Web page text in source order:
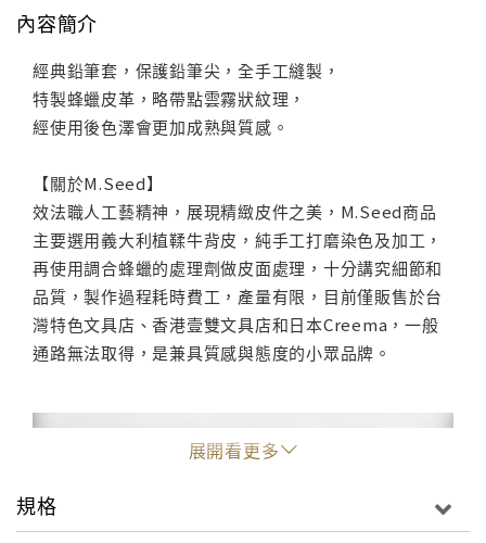
內容簡介
經典鉛筆套，保護鉛筆尖，全手工縫製，
特製蜂蠟皮革，略帶點雲霧狀紋理，
經使用後色澤會更加成熟與質感。
【關於M.Seed】
效法職人工藝精神，展現精緻皮件之美，M.Seed商品
主要選用義大利植鞣牛背皮，純手工打磨染色及加工，
再使用調合蜂蠟的處理劑做皮面處理，十分講究細節和
品質，製作過程耗時費工，產量有限，目前僅販售於台
灣特色文具店、香港壹雙文具店和日本Creema，一般
通路無法取得，是兼具質感與態度的小眾品牌。
展開看更多
規格